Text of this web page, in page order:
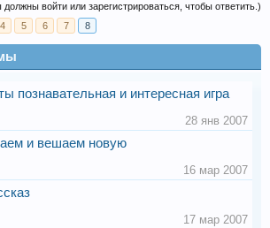
войти или зарегистрироваться, чтобы ответить.)
4 5 6 7 8
познавательная и интересная игра
28 янв 2007
и вешаем новую
16 мар 2007
17 мар 2007